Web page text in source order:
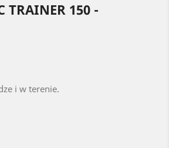
TRAINER 150 -
i w terenie.